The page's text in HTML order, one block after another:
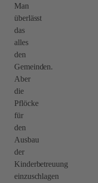
Man
überlässt
das
alles
den
Gemeinden.
Aber
die
Pflöcke
für
den
Ausbau
der
Kinderbetreuung
einzuschlagen